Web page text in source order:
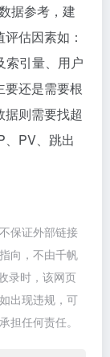
据参考，建
估因素如：
索引量、用户
要还是需要根
则需要找超
、PV、跳出
保证外部链接
向，不由千帆
录时，该网页
出现违规，可
担任何责任。